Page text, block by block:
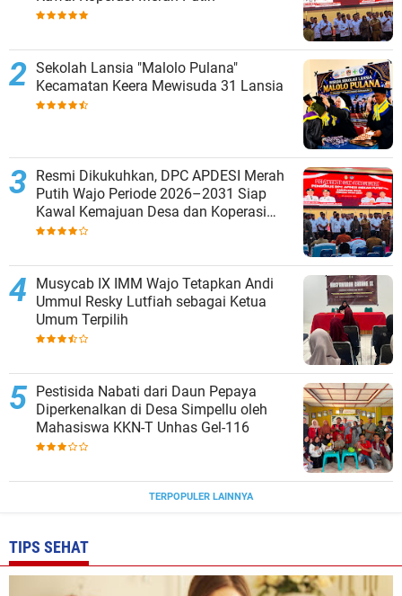
Sekolah Lansia "Malolo Pulana"
Kecamatan Keera Mewisuda 31 Lansia
Resmi Dikukuhkan, DPC APDESI Merah
Putih Wajo Periode 2026–2031 Siap
Kawal Kemajuan Desa dan Koperasi
Merah Putih
Musycab IX IMM Wajo Tetapkan Andi
Ummul Resky Lutfiah sebagai Ketua
Umum Terpilih
Pestisida Nabati dari Daun Pepaya
Diperkenalkan di Desa Simpellu oleh
Mahasiswa KKN-T Unhas Gel-116
TERPOPULER LAINNYA
TIPS SEHAT